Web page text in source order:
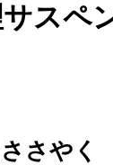
さやく
スペ